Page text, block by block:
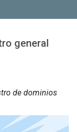
general
de dominios